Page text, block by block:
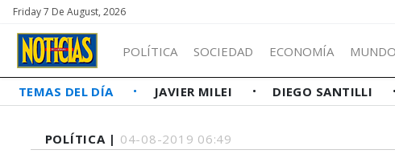
Friday 7 De August, 2026
POLÍTICA SOCIEDAD ECONOMÍA MUNDO
TEMAS DEL DÍA JAVIER MILEI DIEGO SANTILLI
POLÍTICA | 04-08-2019 06:49